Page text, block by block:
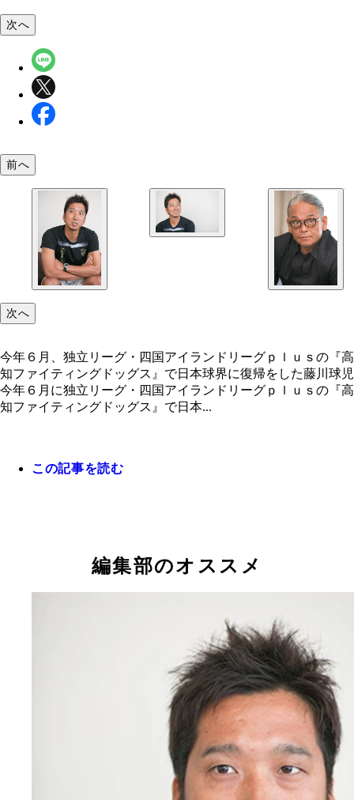
した藤川球児
次へ
前へ
次へ
今年６月、独立リーグ・四国アイランドリーグｐｌｕｓの『高
知ファイティングドッグス』で日本球界に復帰をした藤川球児
今年６月に独立リーグ・四国アイランドリーグｐｌｕｓの『高
知ファイティングドッグス』で日本...
この記事を読む
編集部のオススメ